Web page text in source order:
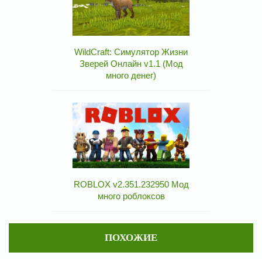
WildCraft: Симулятор Жизни
Зверей Онлайн v1.1 (Мод
много денег)
ROBLOX v2.351.232950 Мод
много роблоксов
ПОХОЖИЕ